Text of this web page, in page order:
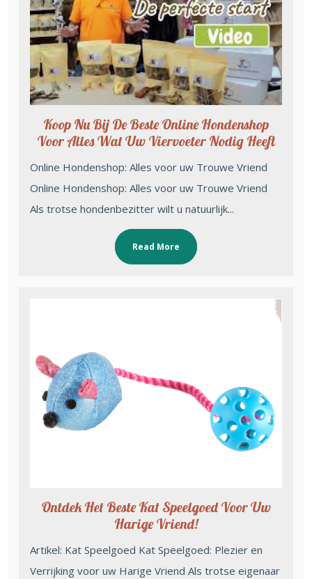
Koop Nu Bij De Beste Online Hondenshop
Voor Alles Wat Uw Viervoeter Nodig Heeft
Online Hondenshop: Alles voor uw Trouwe Vriend
Online Hondenshop: Alles voor uw Trouwe Vriend
Als trotse hondenbezitter wilt u natuurlijk...
Read More
Ontdek Het Beste Kat Speelgoed Voor Uw
Harige Vriend!
Artikel: Kat Speelgoed Kat Speelgoed: Plezier en
Verrijking voor uw Harige Vriend Als trotse eigenaar